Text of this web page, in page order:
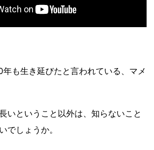
も生き延びたと言われている、マメ
いということ以外は、知らないこと
でしょうか。